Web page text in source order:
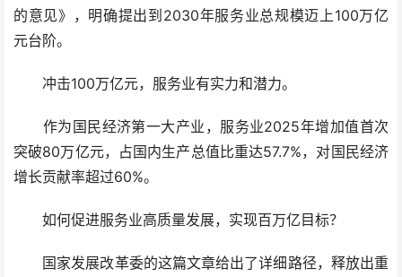
的意见》，明确提出到2030年服务业总规模迈上100万亿
元台阶。
冲击100万亿元，服务业有实力和潜力。
作为国民经济第一大产业，服务业2025年增加值首次
突破80万亿元，占国内生产总值比重达57.7%，对国民经济
增长贡献率超过60%。
如何促进服务业高质量发展，实现百万亿目标？
国家发展改革委的这篇文章给出了详细路径，释放出重